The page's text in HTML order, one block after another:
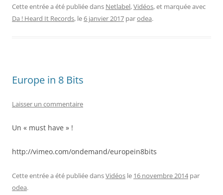
Cette entrée a été publiée dans Netlabel,Vidéos, et marquée avec
Da ! Heard It Records, le6 janvier 2017 parodea.
Europe in 8 Bits
Laisser un commentaire
Un « must have » !
http://vimeo.com/ondemand/europein8bits
Cette entrée a été publiée dansVidéos le 16 novembre 2014 par
odea.